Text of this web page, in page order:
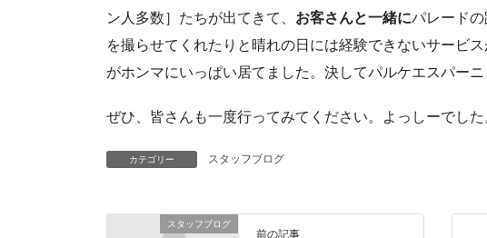
ン人多数］たちが出てきて、 お客さんと一緒にパレード
を撮らせてくれたりと晴れの日には経験できないサービ
がホンマにいっぱい居てました。決してパルケエスパー
ぜひ、皆さんも一度行ってみてください。よっしーでした
カテゴリー スタッフブログ
スタッフブログ
前の記事